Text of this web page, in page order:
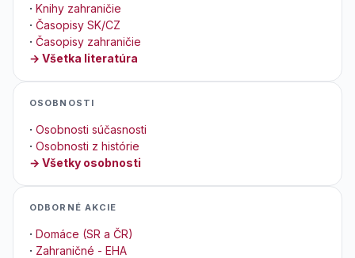
· Knihy zahraničie
· Časopisy SK/CZ
· Časopisy zahraničie
→ Všetka literatúra
OSOBNOSTI
· Osobnosti súčasnosti
· Osobnosti z histórie
→ Všetky osobnosti
ODBORNÉ AKCIE
· Domáce (SR a ČR)
· Zahraničné - EHA